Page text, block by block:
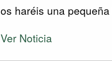
os haréis una
Ver Noticia